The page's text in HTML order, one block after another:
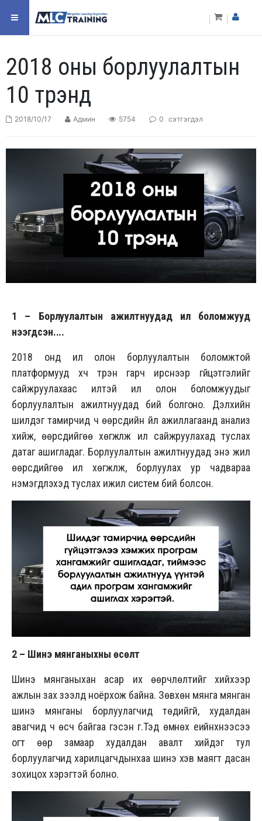
2018 оны борлуулалтын
10 трэнд
2018/10/17 Админ 5754 0 сэтгэгдэл
1 – Борлуулалтын ажилтнуудад илүү боломжууд
нээгдсэн....
2018 онд илүү олон борлуулалтын боломжтой
платформууд хүч түрэн гарч ирснээр гүйцэтгэлийг
сайжруулахаас илүүтэй илүү олон боломжуудыг
борлуулалтын ажилтнуудад бий болгоно. Дэлхийн
шилдэг тамирчид ч өөрсдийн үйл ажиллагаанд анализ
хийж, өөрсдийгөө хөгжүүлж илүү сайжруулахад туслах
датаг ашигладаг. Борлуулалтын ажилтнуудад энэ жил
өөрсдийгөө илүү хөгжүүлж, борлуулах ур чадвараа
нэмэгдүүлэхэд туслах ижил систем бий болсон.
2 – Шинэ мянганыхны өсөлт
Шинэ мянганыхан асар их өөрчлөлтийг хийхээр
ажлын зах зээлд ноёрхож байна. Зөвхөн мянга мянган
шинэ мянганы борлуулагчид төдийгүй, худалдан
авагчид ч өсч байгаа гэсэн үг.Тэд өмнөх үеийнхнээсээ
огт өөр замаар худалдан авалт хийдэг тул
борлуулагчид харилцагчдынхаа шинэ хэв маягт дасан
зохицох хэрэгтэй болно.